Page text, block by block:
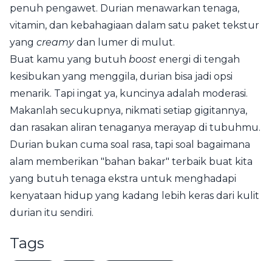
penuh pengawet. Durian menawarkan tenaga,
vitamin, dan kebahagiaan dalam satu paket tekstur
yang creamydan lumer di mulut.
Buat kamu yang butuh boost energi di tengah
kesibukan yang menggila, durian bisa jadi opsi
menarik. Tapi ingat ya, kuncinya adalah moderasi.
Makanlah secukupnya, nikmati setiap gigitannya,
dan rasakan aliran tenaganya merayap di tubuhmu.
Durian bukan cuma soal rasa, tapi soal bagaimana
alam memberikan "bahan bakar" terbaik buat kita
yang butuh tenaga ekstra untuk menghadapi
kenyataan hidup yang kadang lebih keras dari kulit
durian itu sendiri.
Tags